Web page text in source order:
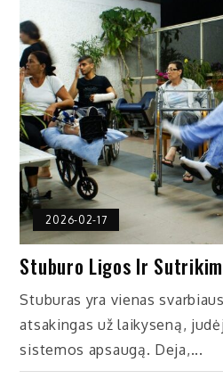
2026-02-17
Stuburo Ligos Ir
Stuburas yra vienas
atsakingas už laikyseną,
sistemos apsaugą. Deja,...